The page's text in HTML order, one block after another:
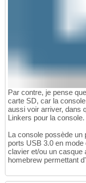
Par contre, je pense
carte SD, car la
aussi voir arriver, dans
Linkers pour la console.
La console possède un
ports USB 3.0 en
clavier et/ou un casque
homebrew permettant